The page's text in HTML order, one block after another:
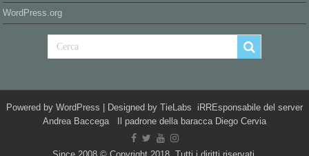
WordPress.org
Powered by WordPress | Designed by TieLabs iRREsponsabile del server
Andrea Baccega Il padrone della baracca Diego Cervia